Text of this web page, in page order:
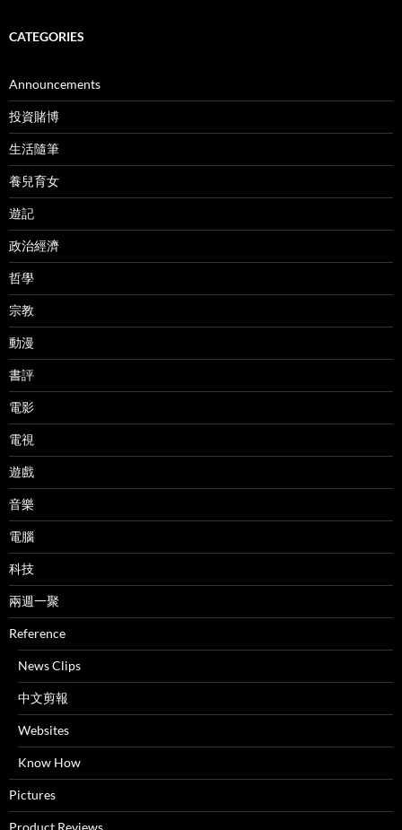
CATEGORIES
Announcements
投資賭博
生活隨筆
養兒育女
遊記
政治經濟
哲學
宗教
動漫
書評
電影
電視
遊戲
音樂
電腦
科技
兩週一聚
Reference
News Clips
中文剪報
Websites
Know How
Pictures
Product Reviews